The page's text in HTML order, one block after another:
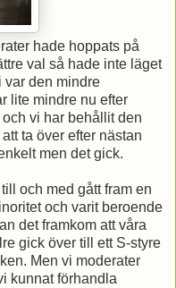
hade hoppats på
val så hade inte läget
var den mindre
lite mindre nu efter
vi har behållit den
ta över efter nästan
men det gick.
och med gått fram en
och varit beroende
det framkom att våra
gick över till ett S-styre
Men vi moderater
kunnat förhandla